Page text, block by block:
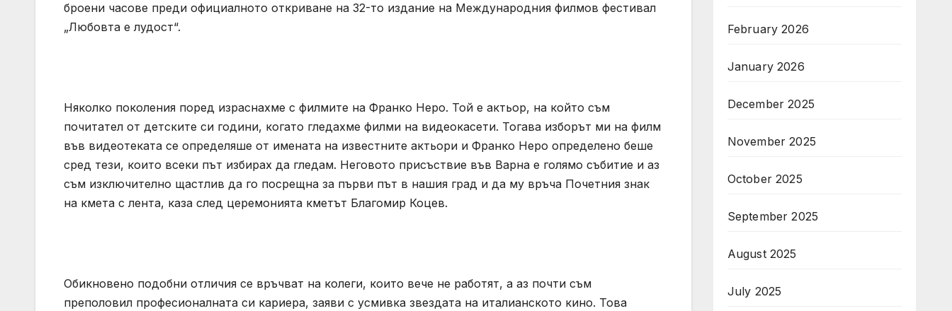
броени часове преди официалното откриване на 32-то издание на Международния филмов фестивал
„Любовта е лудост“.
Няколко поколения поред израснахме с филмите на Франко Неро. Той е актьор, на който съм
почитател от детските си години, когато гледахме филми на видеокасети. Тогава изборът ми на филм
във видеотеката се определяше от имената на известните актьори и Франко Неро определено беше
сред тези, които всеки път избирах да гледам. Неговото присъствие във Варна е голямо събитие и аз
съм изключително щастлив да го посрещна за първи път в нашия град и да му връча Почетния знак
на кмета с лента, каза след церемонията кметът Благомир Коцев.
Обикновено подобни отличия се връчват на колеги, които вече не работят, а аз почти съм
преполовил професионалната си кариера, заяви с усмивка звездата на италианското кино. Това
February 2026
January 2026
December 2025
November 2025
October 2025
September 2025
August 2025
July 2025